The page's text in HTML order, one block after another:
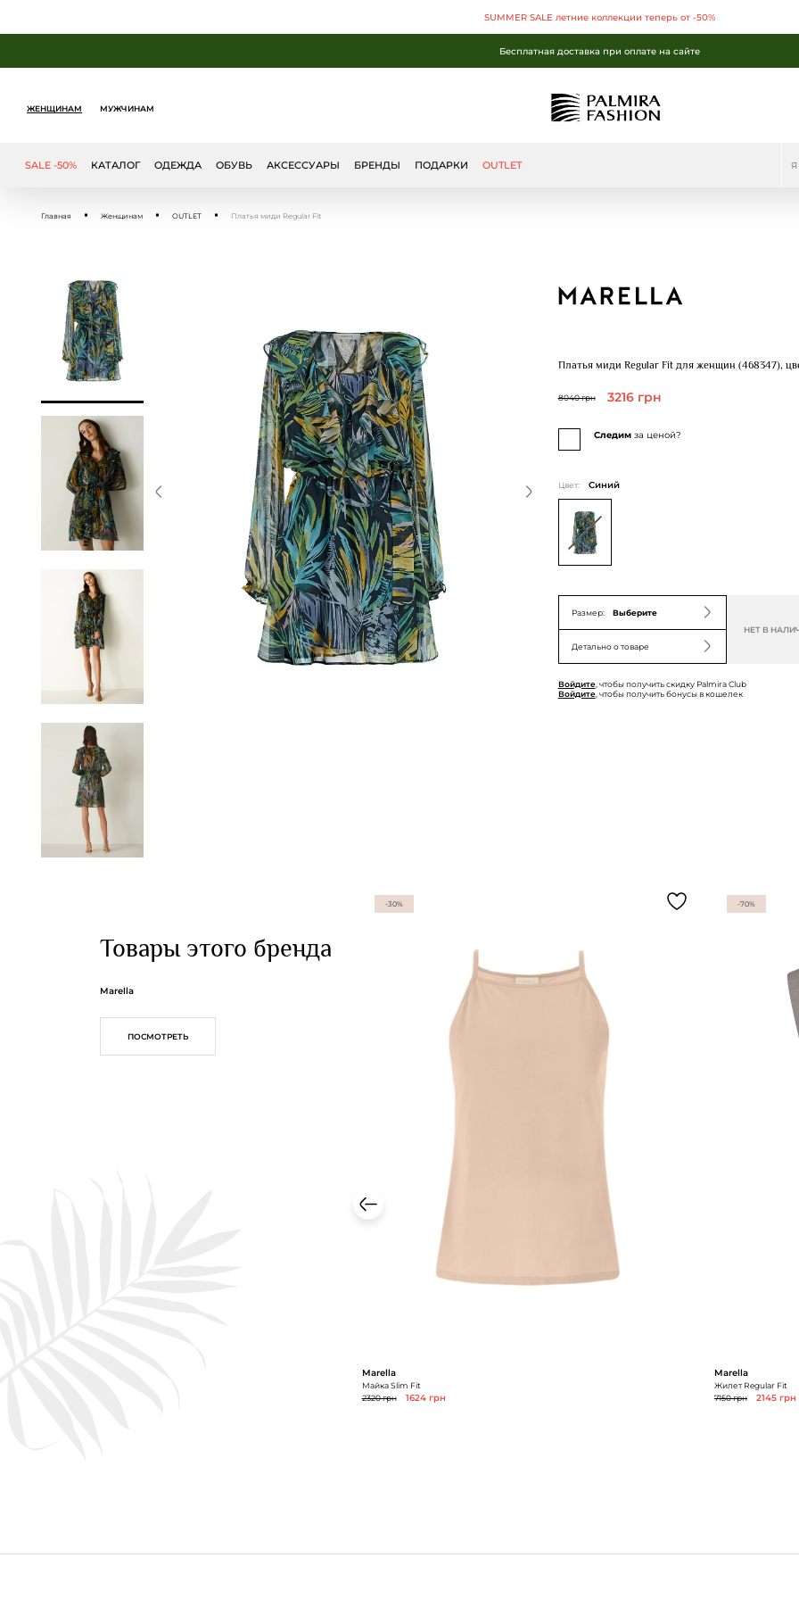
SUMMER SALE летние коллекции теперь от -50%
SUMMER SALE летние коллекции теперь от -50%
Бесплатная доставка при оплате на сайте
Бесплатная доставка при оплате на сайте
ЖЕНЩИНАМ МУЖЧИНАМ
SALE -50% БРЕНДЫ
КАТАЛОГ ОДЕЖДА ОБУВЬ АКСЕССУАРЫ ПОДАРКИ OUTLET
Главная Женщинам OUTLET Платья миди Regular Fit
Платья миди Regular Fit для женщин (468347),
8040 грн 3216 грн
Следимза ценой?
Цвет: Синий
Размер: Выберите
Детально о товаре
НЕТ В
Войдите, чтобы получить скидку Palmira Club
Войдите, чтобы получить бонусы в кошелек
Товары этого бренда
Marella
ПОСМОТРЕТЬ
-30%
Marella
Майка Slim Fit
2320 грн
1624 грн
-70%
Marella
Жилет Regular Fit
7150 грн
2145 грн